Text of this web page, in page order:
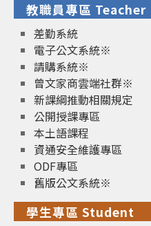
教職員專區 Teacher
差勤系統
電子公文系統※
請購系統※
曾文家商雲端社群※
新課綱推動相關規定
公開授課專區
本土語課程
資通安全維護專區
ODF專區
舊版公文系統※
學生專區 Student